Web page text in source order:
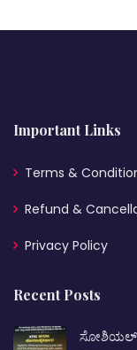
Important Links
Terms &
Refund &
Privacy Policy
Recent Posts
ಸೋಶಿಯಲ್